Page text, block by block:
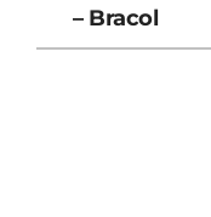
– Bracol